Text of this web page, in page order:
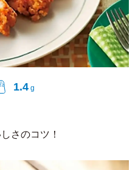
1.4 g
さのコツ！